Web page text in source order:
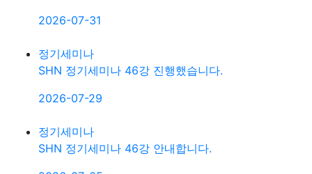
2026-07-31
정기세미나
SHN 정기세미나 46강 진행했습니다.
2026-07-29
정기세미나
SHN 정기세미나 46강 안내합니다.